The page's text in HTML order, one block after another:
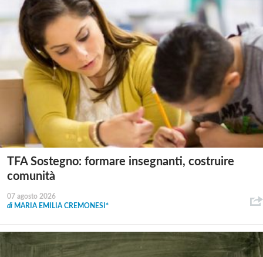
TFA Sostegno: formare insegnanti, costruire
comunità
07 agosto 2026
di MARIA EMILIA CREMONESI*